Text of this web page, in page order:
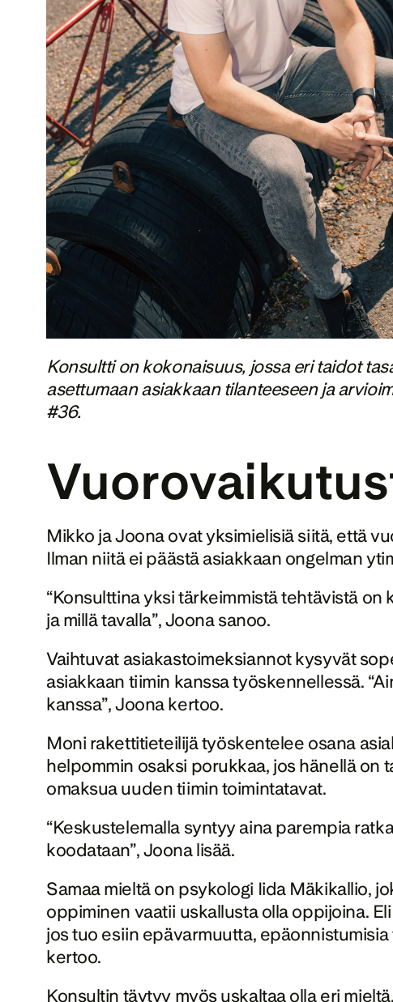
Konsultti on kokonaisuus, jossa eri taidot
asettumaan asiakkaan tilanteeseen ja
#36.
Mikko ja Joona ovat yksimielisiä siitä, että
Ilman niitä ei päästä asiakkaan ongelman
“Konsulttina yksi tärkeimmistä tehtävistä
ja millä tavalla”, Joona sanoo.
Vaihtuvat asiakastoimeksiannot kysyvät
asiakkaan tiimin kanssa työskennellessä.
kanssa”, Joona kertoo.
Moni rakettitieteilijä työskentelee osana
helpommin osaksi porukkaa, jos hänellä on
omaksua uuden tiimin toimintatavat.
“Keskustelemalla syntyy aina parempia
koodataan”, Joona lisää.
Samaa mieltä on psykologi Iida Mäkikallio,
oppiminen vaatii uskallusta olla oppijoina.
jos tuo esiin epävarmuutta,
kertoo.
Konsultin täytyy myös uskaltaa olla eri